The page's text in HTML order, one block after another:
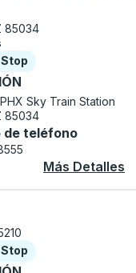
85034
Sky Train Station
85034
de teléfono
Más Detalles
utilice las